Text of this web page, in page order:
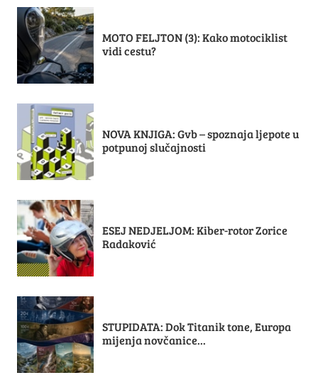
MOTO FELJTON (3): Kako motociklist
vidi cestu?
NOVA KNJIGA: Gvb – spoznaja ljepote u
potpunoj slučajnosti
ESEJ NEDJELJOM: Kiber-rotor Zorice
Radaković
STUPIDATA: Dok Titanik tone, Europa
mijenja novčanice...